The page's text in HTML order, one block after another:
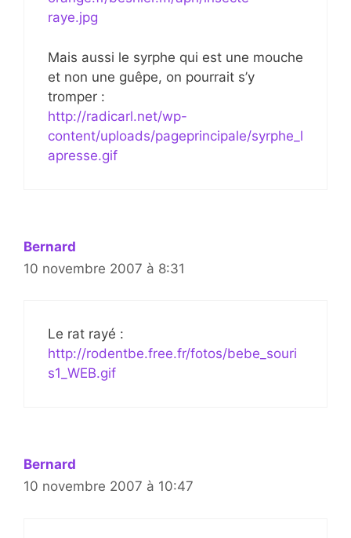
raye.jpg
Mais aussi le syrphe qui est une mouche
et non une guêpe, on pourrait s’y
tromper :
http://radicarl.net/wp-
content/uploads/pageprincipale/syrphe_l
apresse.gif
Bernard
10 novembre 2007 à 8:31
Le rat rayé :
http://rodentbe.free.fr/fotos/bebe_souri
s1_WEB.gif
Bernard
10 novembre 2007 à 10:47